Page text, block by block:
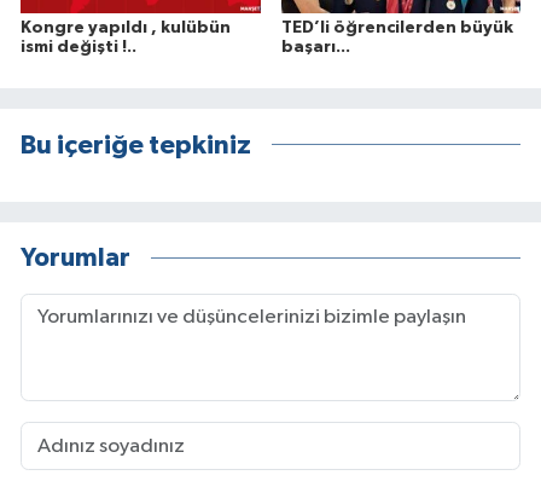
Kongre yapıldı , kulübün
ismi değişti !..
TED’li öğrencilerden büyük
başarı...
Bu içeriğe tepkiniz
Yorumlar